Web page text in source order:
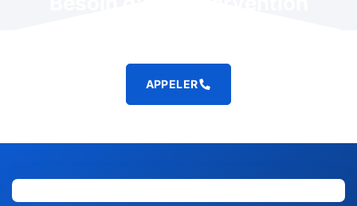
APPELER